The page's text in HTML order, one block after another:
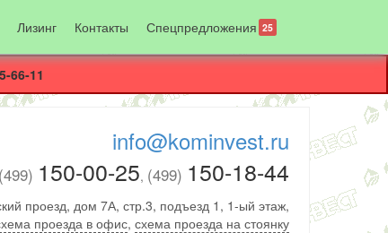
Лизинг Контакты Спецпредложения 25
66-11
info@kominvest.ru
(499) 150-00-25, (499) 150-18-44
проезд, дом 7А, стр.3, подъезд 1, 1-ый этаж,
проезда в офис, схема проезда на стоянку